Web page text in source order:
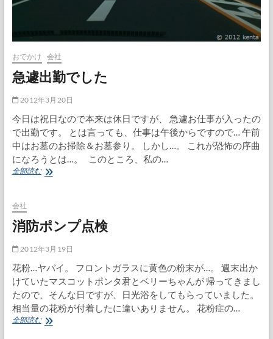
おでかけ 会社
急遽出勤でした
2012年3月20日
今日は祝日なので本来は休日ですが、 急遽お仕事が入ったの
で出勤です。 とは言っても、仕事は午後からですので… 午前
中はお墓のお掃除＆お墓参り。 しかし…。 これが恐怖の序曲
になろうとは…。 このところ、私の…
全部読む急
し
会社
消防ポンプ点検
2012年3月19日
花粉…ヤバイ。 フロントガラスに黄色の粉末が…。 週末出か
けていたマスコットポンタ君とベリーちゃんが 帰ってきまし
たので、そんな日ですが、日光浴をしてもらっていました。
相当量の花粉が付着したに違いありません。 花粉症の…
全部読む消